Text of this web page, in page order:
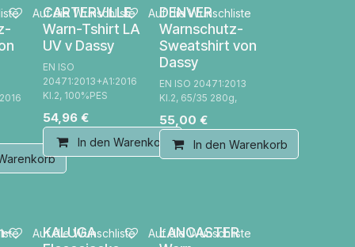
CARTERVILLE
Warn-Tshirt LA
UV v Dassy
EN ISO
20471:2013+A1:2016
Kl.2, 100%PES
54,96 €
In den Warenkorb
Auf die Wunschliste
DENVER
Warnschutz-
Sweatshirt von
Dassy
EN ISO 20471:2013
Kl.2, 65/35 280g,
55,00 €
In den Warenkorb
Auf die Wunschliste
KALUGA
Auf die Wunschliste
LANCASTER
Auf die Wunschliste